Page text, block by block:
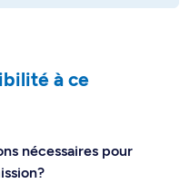
à ce
nécessaires pour